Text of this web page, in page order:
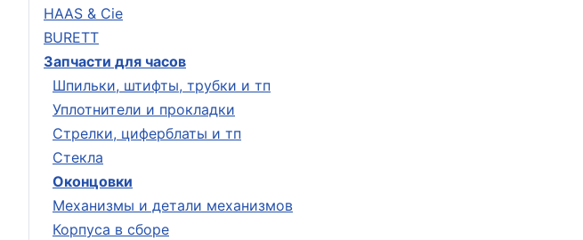
HAAS & Cie
BURETT
Запчасти для часов
Шпильки, штифты, трубки и тп
Уплотнители и прокладки
Стрелки, циферблаты и тп
Стекла
Оконцовки
Механизмы и детали механизмов
Корпуса в сборе